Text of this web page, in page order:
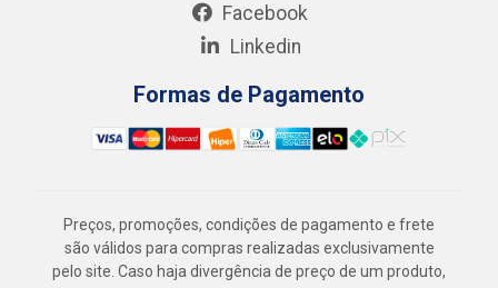
Facebook
Linkedin
Formas de Pagamento
Preços, promoções, condições de pagamento e frete
são válidos para compras realizadas exclusivamente
pelo site. Caso haja divergência de preço de um produto,